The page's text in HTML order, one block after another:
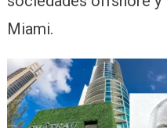
Miami.